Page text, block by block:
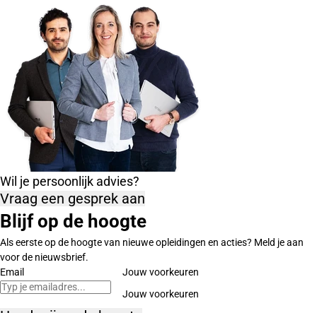
Wil je persoonlijk advies?
Vraag een gesprek aan
Blijf op de hoogte
Als eerste op de hoogte van nieuwe opleidingen en acties? Meld je aan
voor de nieuwsbrief.
Email
Jouw voorkeuren